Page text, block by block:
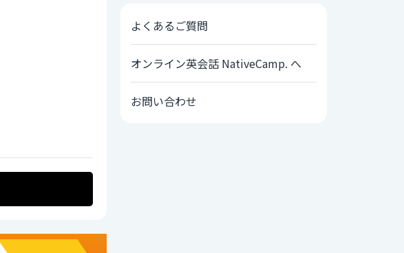
よくあるご質問
オンライン英会話 NativeCamp. へ
お問い合わせ